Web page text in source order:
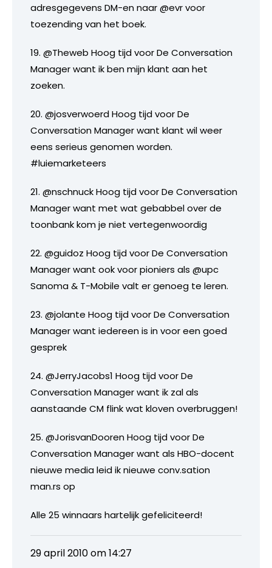
adresgegevens DM-en naar @evr voor
toezending van het boek.
19. @Theweb Hoog tijd voor De Conversation
Manager want ik ben mijn klant aan het
zoeken.
20. @josverwoerd Hoog tijd voor De
Conversation Manager want klant wil weer
eens serieus genomen worden.
#luiemarketeers
21. @nschnuck Hoog tijd voor De Conversation
Manager want met wat gebabbel over de
toonbank kom je niet vertegenwoordig
22. @guidoz Hoog tijd voor De Conversation
Manager want ook voor pioniers als @upc
Sanoma & T-Mobile valt er genoeg te leren.
23. @jolante Hoog tijd voor De Conversation
Manager want iedereen is in voor een goed
gesprek
24. @JerryJacobs1 Hoog tijd voor De
Conversation Manager want ik zal als
aanstaande CM flink wat kloven overbruggen!
25. @JorisvanDooren Hoog tijd voor De
Conversation Manager want als HBO-docent
nieuwe media leid ik nieuwe conv.sation
man.rs op
Alle 25 winnaars hartelijk gefeliciteerd!
29 april 2010 om 14:27